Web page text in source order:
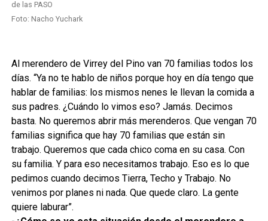
Foto: Nacho Yuchark
Al merendero de Virrey del Pino van 70 familias todos los
días. “Ya no te hablo de niños porque hoy en día tengo que
hablar de familias: los mismos nenes le llevan la comida a
sus padres. ¿Cuándo lo vimos eso? Jamás. Decimos
basta. No queremos abrir más merenderos. Que vengan 70
familias significa que hay 70 familias que están sin
trabajo. Queremos que cada chico coma en su casa. Con
su familia. Y para eso necesitamos trabajo. Eso es lo que
pedimos cuando decimos Tierra, Techo y Trabajo. No
venimos por planes ni nada. Que quede claro. La gente
quiere laburar”.